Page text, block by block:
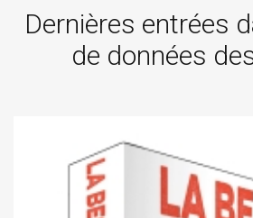
Dernières entrées
de données